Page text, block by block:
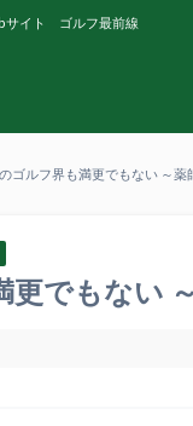
サイト ゴルフ最前線
ゴルフ界も満更でもない ～
更でもない